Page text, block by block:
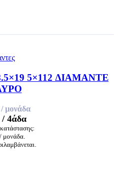
5×112 ΔΙΑΜΑΝΤΕ
/ μονάδα
4άδα
/ μονάδα.